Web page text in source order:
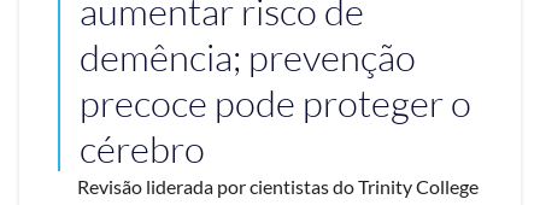
aumentar risco de
demência; prevenção
precoce pode proteger o
cérebro
Revisão liderada por cientistas do Trinity College